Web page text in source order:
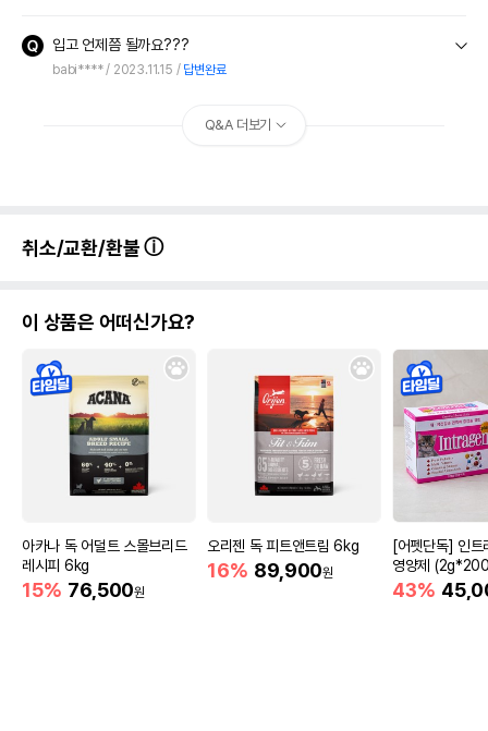
입고 언제쯤 될까요???
babi**** 2023.11.15 답변완료
Q&A 더보기
취소/교환/환불
이 상품은 어떠신가요?
아카나 독 어덜트 스몰브리드
레시피 6kg
15% 76,500원
오리젠 독 피트앤트림 6kg
16% 89,900원
[어펫단독] 인트
영양제
43%